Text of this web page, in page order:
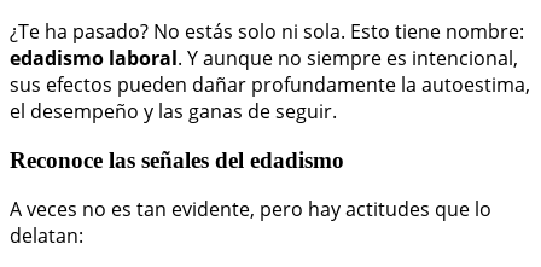
¿Te ha pasado? No estás solo ni sola. Esto tiene nombre:
edadismo laboral. Y aunque no siempre es intencional,
sus efectos pueden dañar profundamente la autoestima,
el desempeño y las ganas de seguir.
Reconoce las señales del edadismo
A veces no es tan evidente, pero hay actitudes que lo
delatan: